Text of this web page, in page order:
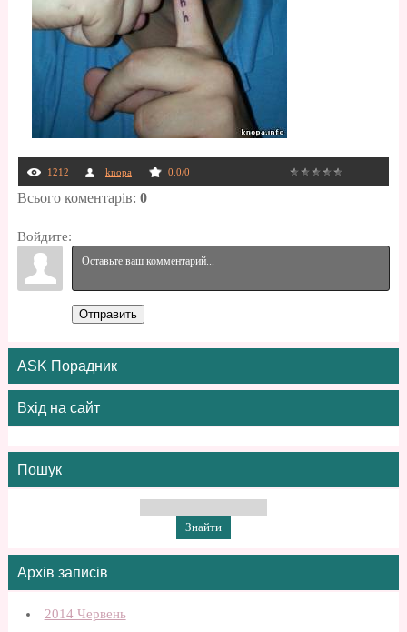
1212 knopa 0.0/0
Всього коментарів: 0
Войдите:
Отправить
ASK Порадник
Вхід на сайт
Пошук
Архів записів
2014 Червень